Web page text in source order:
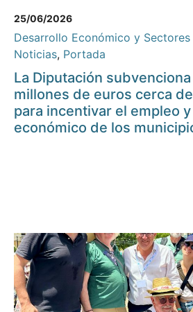
25/06/2026
Desarrollo Económico y
Noticias, Portada
La Diputación
millones de euros cerca
para incentivar el empleo
económico de los